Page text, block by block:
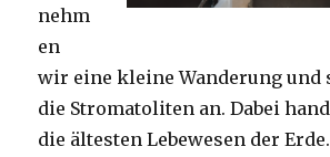
nehm
en
wir eine kleine Wanderung und
die Stromatoliten an. Dabei
die ältesten Lebewesen der